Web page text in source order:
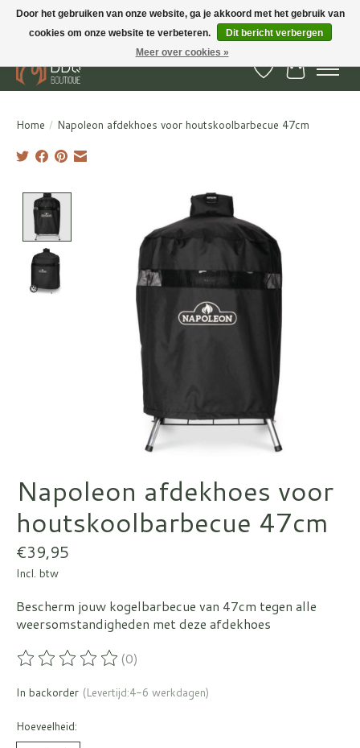
BBQ Boutique - Gratis verzenden en afhalen in Hedel en Kesteren
Verlanglijst
Home / Napoleon afdekhoes voor houtskoolbarbecue 47cm
Product image slideshow Items
Napoleon afdekhoes voor
houtskoolbarbecue 47cm
€39,95
Incl. btw
Bescherm jouw kogelbarbecue van 47cm tegen alle
weersomstandigheden met deze afdekhoes
De beoordeling van dit product is
(0)
In backorder (Levertijd:4-6 werkdagen)
Hoeveelheid:
Door het gebruiken van onze website, ga je akkoord met het gebruik van
cookies om onze website te verbeteren.
Dit bericht verbergen
Meer over cookies »